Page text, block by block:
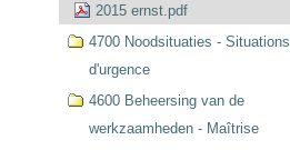
2015 ernst.pdf
4700 Noodsituaties - Situations
d'urgence
4600 Beheersing van de
werkzaamheden - Maîtrise